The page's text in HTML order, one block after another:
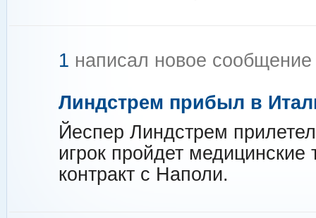
1 написал новое
Линдстрем прибыл в
Йеспер Линдстрем
игрок пройдет
контракт с Наполи.